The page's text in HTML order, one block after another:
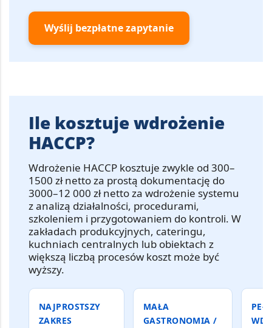
Wyślij bezpłatne zapytanie
Ile kosztuje wdrożenie
HACCP?
Wdrożenie HACCP kosztuje zwykle od 300–
1500 zł netto za prostą dokumentację do
3000–12 000 zł netto za wdrożenie systemu
z analizą działalności, procedurami,
szkoleniem i przygotowaniem do kontroli. W
zakładach produkcyjnych, cateringu,
kuchniach centralnych lub obiektach z
większą liczbą procesów koszt może być
wyższy.
NAJPROSTSZY
ZAKRES
MAŁA
GASTRONOMIA /